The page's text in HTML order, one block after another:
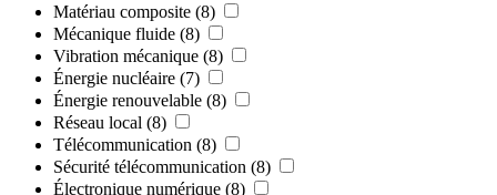
Matériau composite (8)
Mécanique fluide (8)
Vibration mécanique (8)
Énergie nucléaire (7)
Énergie renouvelable (8)
Réseau local (8)
Télécommunication (8)
Sécurité télécommunication (8)
Électronique numérique (8)